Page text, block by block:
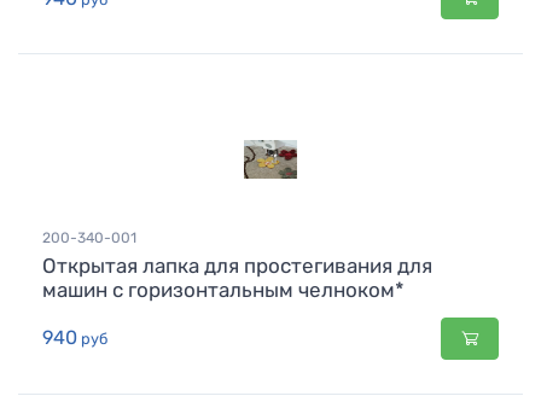
200-340-001
Открытая лапка для простегивания для
машин с горизонтальным челноком*
940 руб